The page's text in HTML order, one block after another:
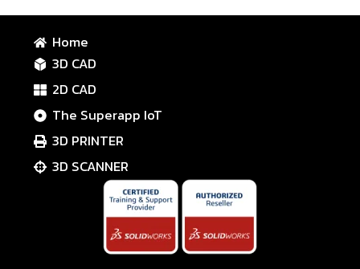
Home
3D CAD
2D CAD
The Superapp IoT
3D PRINTER
3D SCANNER